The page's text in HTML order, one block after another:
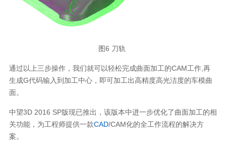
图6 刀轨
通过以上三步操作，我们就可以轻松完成曲面加工的CAM工作,再
生成G代码输入到加工中心，即可加工出高精度高光洁度的车模曲
面。
中望3D 2016 SP版现已推出，该版本中进一步优化了曲面加工的相
关功能，为工程师提供一款CAD/CAM化的全工作流程的解决方
案。